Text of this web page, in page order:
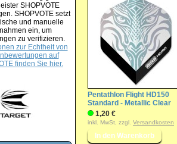
SHOPVOTE
SHOPVOTE setzt
und manuelle
ein, um
zu verifizieren.
zur Echtheit von
auf
finden Sie hier.
Pentathlon Flight HD150
Standard - Metallic Clear
1,20 €
inkl. MwSt, zzgl. Versandkosten